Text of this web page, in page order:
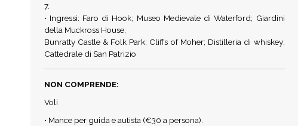
7.
• Ingressi: Faro di Hook; Museo Medievale di Waterford; Giardini
della Muckross House;
Bunratty Castle & Folk Park; Cliffs of Moher; Distilleria di whiskey;
Cattedrale di San Patrizio
NON COMPRENDE:
Voli
• Mance per guida e autista (€30 a persona).